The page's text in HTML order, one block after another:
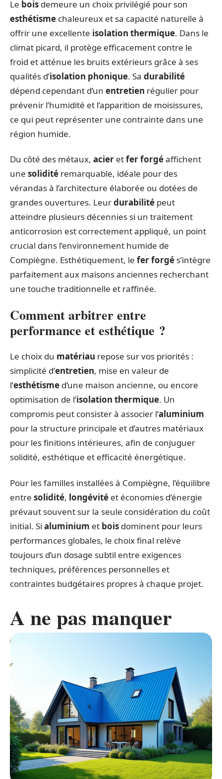
Le bois demeure un choix privilégié pour son
esthétisme chaleureux et sa capacité naturelle à
offrir une excellente isolation thermique. Dans le
climat picard, il protège efficacement contre le
froid et atténue les bruits extérieurs grâce à ses
qualités d’isolation phonique. Sa durabilité
dépend cependant d’un entretien régulier pour
prévenir l’humidité et l’apparition de moisissures,
ce qui peut représenter une contrainte dans une
région humide.
Du côté des métaux, acier etfer forgéaffichent
une solidité remarquable, idéale pour des
vérandas à l’architecture élaborée ou dotées de
grandes ouvertures. Leurdurabilité peut
atteindre plusieurs décennies si un traitement
anticorrosion est correctement appliqué, un point
crucial dans l’environnement humide de
Compiègne. Esthétiquement, le fer forgé s’intègre
parfaitement aux maisons anciennes recherchant
une touche traditionnelle et raffinée.
Comment arbitrer entre
performance et esthétique ?
Le choix du matériau repose sur vos priorités :
simplicité d’entretien, mise en valeur de
l’esthétisme d’une maison ancienne, ou encore
optimisation de l’isolation thermique. Un
compromis peut consister à associer l’aluminium
pour la structure principale et d’autres matériaux
pour les finitions intérieures, afin de conjuguer
solidité, esthétique et efficacité énergétique.
Pour les familles installées à Compiègne, l’équilibre
entre solidité, longévité et économies d’énergie
prévaut souvent sur la seule considération du coût
initial. Si aluminium et bois dominent pour leurs
performances globales, le choix final relève
toujours d’un dosage subtil entre exigences
techniques, préférences personnelles et
contraintes budgétaires propres à chaque projet.
A ne pas manquer